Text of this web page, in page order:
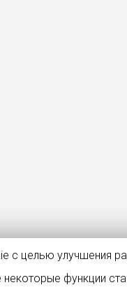
с целью улучшения
некоторые функции